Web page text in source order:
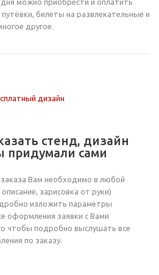
можно приобрести и оплатить
билеты на развлекательные и
другое.
стенд, дизайн
придумали сами
Вам необходимо в любой
зарисовка от руки)
изложить параметры
оформления заявки с Вами
чтобы подробно выслушать все
по заказу.